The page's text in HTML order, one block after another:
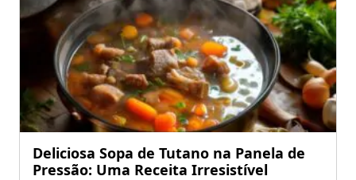
Deliciosa Sopa de Tutano na Panela de
Pressão: Uma Receita Irresistível